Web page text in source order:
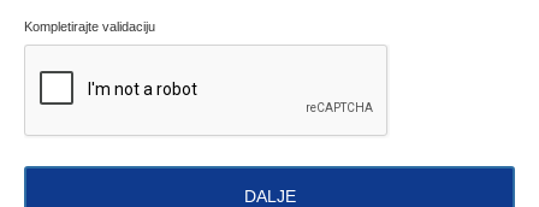
Kompletirajte validaciju
DALJE